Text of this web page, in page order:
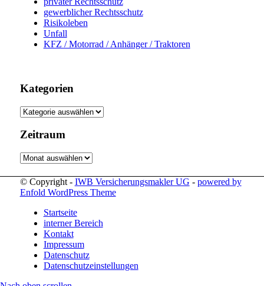
gewerblicher Rechtsschutz
Risikoleben
Unfall
KFZ / Motorrad / Anhänger / Traktoren
Kategorien
Kategorien
Zeitraum
Zeitraum
© Copyright - IWB Versicherungsmakler UG - powered by
Enfold WordPress Theme
Startseite
interner Bereich
Kontakt
Impressum
Datenschutz
Datenschutzeinstellungen